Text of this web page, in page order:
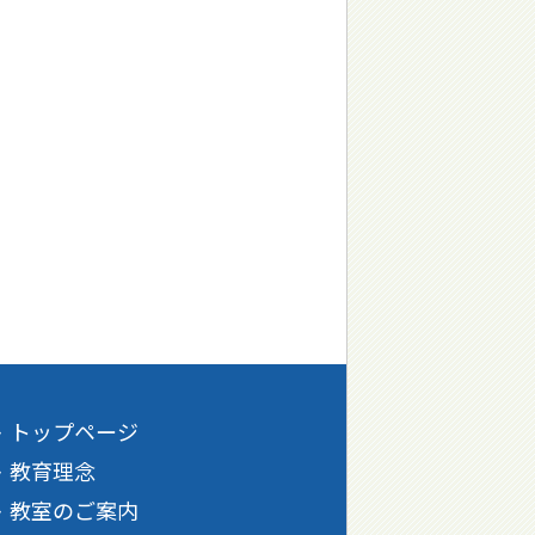
トップページ
教育理念
教室のご案内